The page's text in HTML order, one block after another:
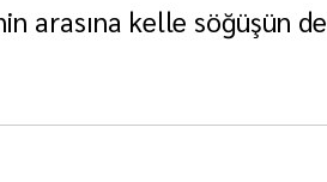
arasına kelle söğüşün de